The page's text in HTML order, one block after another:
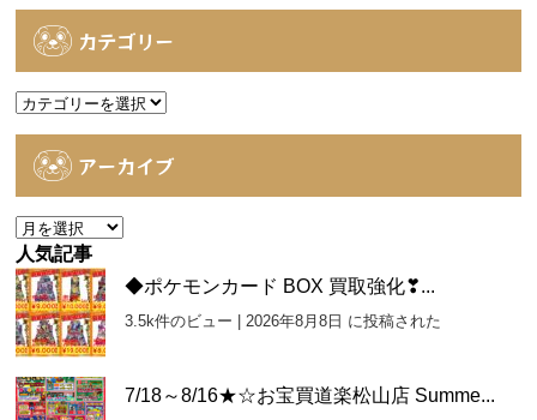
カテゴリー
カ
アーカイブ
ア
ー
カ
イ
ブ
人気記事
◆ポケモンカード BOX 買取強化❣...
3.5k件のビュー |2026年8月8日 に投稿された
7/18～8/16★☆お宝買道楽松山店 Summe...